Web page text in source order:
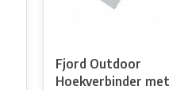
Fjord Outdoor
Hoekverbinder met